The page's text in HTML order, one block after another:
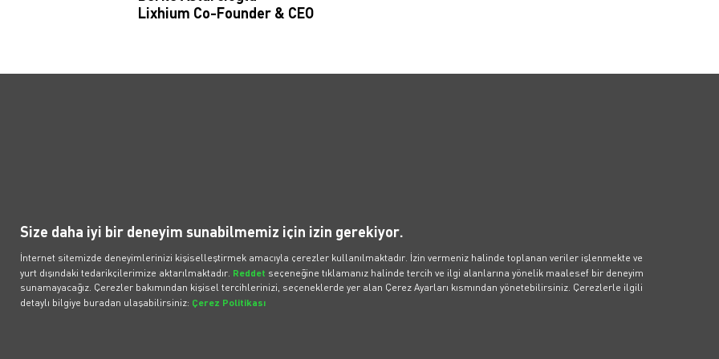
Lixhium Co-Founder & CEO
Kurumsal Üyelik Sözleşmesi
Müşteri Aydınlatma Metni
BMW iX3 50 xDrive
BMW iX1
Tesla Model Y RWD
Volvo EX40
Çözüm Merkezi: 0850 811 01 01
Bilgi talebi, iş birlikleri ve medya
ilişkileri için: info@voltify.com.tr
Elektrikli Araç
Size daha iyi bir deneyim sunabilmemiz için izin gerekiyor.
İnternet sitemizde deneyimlerinizi kişiselleştirmek amacıyla çerezler kullanılmaktadır. İzin vermeniz halinde toplanan veriler işlenmekte ve
yurt dışındaki tedarikçilerimize aktarılmaktadır. Reddet seçeneğine tıklamanız halinde tercih ve ilgi alanlarına yönelik maalesef bir deneyim
sunamayacağız. Çerezler bakımından kişisel tercihlerinizi, seçeneklerde yer alan Çerez Ayarları kısmından yönetebilirsiniz. Çerezlerle ilgili
detaylı bilgiye buradan ulaşabilirsiniz: Çerez Politikası